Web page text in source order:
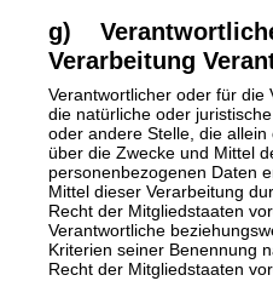
g)
Verarbeitung
Verantwortlicher oder für die
die natürliche oder
oder andere Stelle, die
über die Zwecke und Mittel
personenbezogenen Daten
Mittel dieser Verarbeitung
Recht der Mitgliedstaaten
Verantwortliche
Kriterien seiner Benennung
Recht der Mitgliedstaaten